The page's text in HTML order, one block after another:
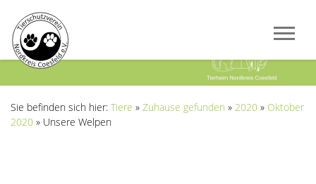
Sie befinden sich hier: Tiere » Zuhause gefunden » 2020 » Oktober
2020 » Unsere Welpen